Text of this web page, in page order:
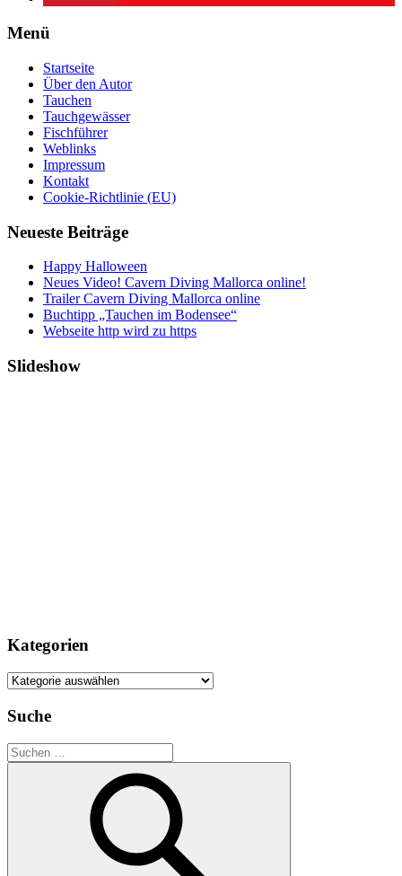
Menü
Startseite
Über den Autor
Tauchen
Tauchgewässer
Fischführer
Weblinks
Impressum
Kontakt
Cookie-Richtlinie (EU)
Neueste Beiträge
Happy Halloween
Neues Video! Cavern Diving Mallorca online!
Trailer Cavern Diving Mallorca online
Buchtipp „Tauchen im Bodensee“
Webseite http wird zu https
Slideshow
Kategorien
Kategorien
Suche
Suchen
nach: